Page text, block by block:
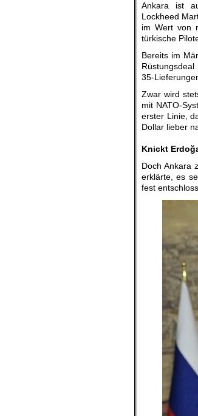
Ankara ist
Lockheed
im Wert von
türkische
Bereits im
35-
Zwar wird
mit NATO-
erster Linie,
Dollar lieber
Knickt
Doch Ankara
erklärte, es
fest